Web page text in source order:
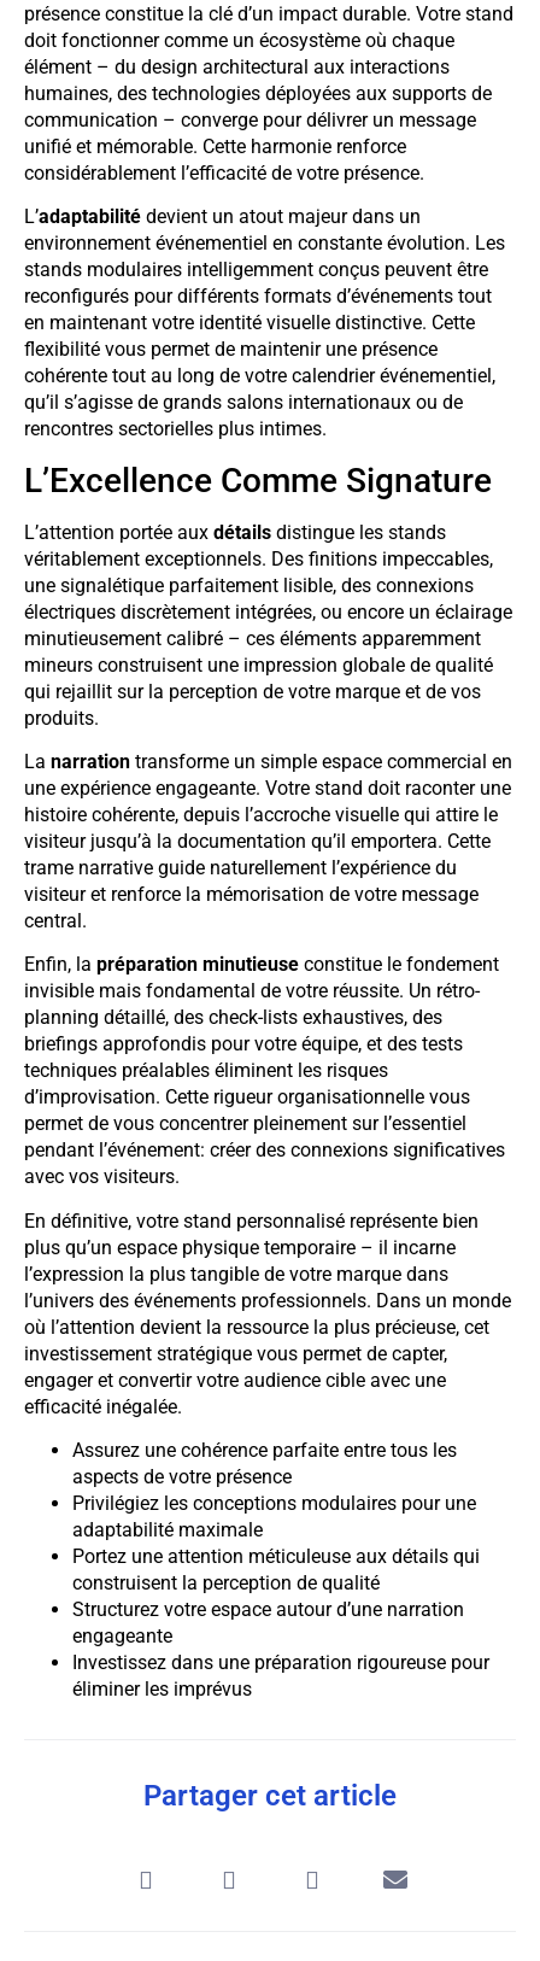
présence constitue la clé d’un impact durable. Votre stand
doit fonctionner comme un écosystème où chaque
élément – du design architectural aux interactions
humaines, des technologies déployées aux supports de
communication – converge pour délivrer un message
unifié et mémorable. Cette harmonie renforce
considérablement l’efficacité de votre présence.
L’adaptabilité devient un atout majeur dans un
environnement événementiel en constante évolution. Les
stands modulaires intelligemment conçus peuvent être
reconfigurés pour différents formats d’événements tout
en maintenant votre identité visuelle distinctive. Cette
flexibilité vous permet de maintenir une présence
cohérente tout au long de votre calendrier événementiel,
qu’il s’agisse de grands salons internationaux ou de
rencontres sectorielles plus intimes.
L’Excellence Comme Signature
L’attention portée aux détails distingue les stands
véritablement exceptionnels. Des finitions impeccables,
une signalétique parfaitement lisible, des connexions
électriques discrètement intégrées, ou encore un éclairage
minutieusement calibré – ces éléments apparemment
mineurs construisent une impression globale de qualité
qui rejaillit sur la perception de votre marque et de vos
produits.
La narration transforme un simple espace commercial en
une expérience engageante. Votre stand doit raconter une
histoire cohérente, depuis l’accroche visuelle qui attire le
visiteur jusqu’à la documentation qu’il emportera. Cette
trame narrative guide naturellement l’expérience du
visiteur et renforce la mémorisation de votre message
central.
Enfin, la préparation minutieuse constitue le fondement
invisible mais fondamental de votre réussite. Un rétro-
planning détaillé, des check-lists exhaustives, des
briefings approfondis pour votre équipe, et des tests
techniques préalables éliminent les risques
d’improvisation. Cette rigueur organisationnelle vous
permet de vous concentrer pleinement sur l’essentiel
pendant l’événement: créer des connexions significatives
avec vos visiteurs.
En définitive, votre stand personnalisé représente bien
plus qu’un espace physique temporaire – il incarne
l’expression la plus tangible de votre marque dans
l’univers des événements professionnels. Dans un monde
où l’attention devient la ressource la plus précieuse, cet
investissement stratégique vous permet de capter,
engager et convertir votre audience cible avec une
efficacité inégalée.
Assurez une cohérence parfaite entre tous les
aspects de votre présence
Privilégiez les conceptions modulaires pour une
adaptabilité maximale
Portez une attention méticuleuse aux détails qui
construisent la perception de qualité
Structurez votre espace autour d’une narration
engageante
Investissez dans une préparation rigoureuse pour
éliminer les imprévus
Partager cet article